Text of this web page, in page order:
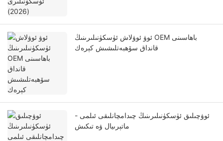
ئوۋ ئوۋلاش ئۈسكۈنىلىرىنىڭ OEM باھاسىنى
قانداق سۆھبەتلىشىش كېرەك
ئوۋچىلىق ئۈسكۈنىلىرىنىڭ چىدامچانلىقى ئىلمى -
ماتېرىيال ۋە تىكىش